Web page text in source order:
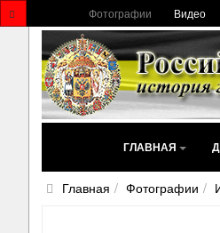
Фотографии Видео
ГЛАВНАЯ
Главная Фотографии